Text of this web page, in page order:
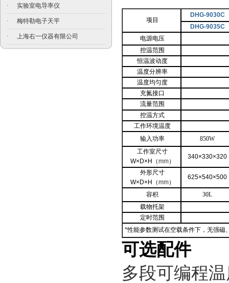
· 实验室电导率仪
· 梅特勒电子天平
· 上海右一仪器有限公司
项目
DHG-9030C
DHG-9035C
电源电压
控温范围
恒温波动度
温度分辨率
温度均匀度
充氮接口
流量范围
控温方式
工作环境温度
输入功率
850W
工作室尺寸
W×D×H
（mm）
340×330×320
外形尺寸
W×D×H
（mm）
625×540×500
容积
30L
载物托架
定时范围
*性能参数测试在空载条件下，无强磁
可选配件
多段可编